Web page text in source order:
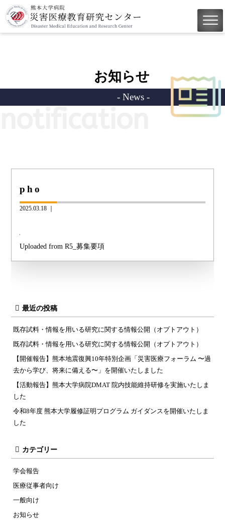
お知らせ
- News -
pho
2025.03.18 ｜
Uploaded from R5_募集要項
最近の投稿
既存試料・情報を用いる研究に関する情報公開（オプトアウト）
既存試料・情報を用いる研究に関する情報公開（オプトアウト）
【開催報告】熊本地震復興10年特別企画「災害医療フォーラム 〜過
去から学び、将来に備える〜」を開催いたしました
【活動報告】熊本大学病院DMAT 院内技能維持研修を実施いたしま
した
令和8年度 熊本大学履修証明プログラム ガイダンスを開催いたしま
した
カテゴリー
学会報告
医療従事者向け
一般向け
お知らせ